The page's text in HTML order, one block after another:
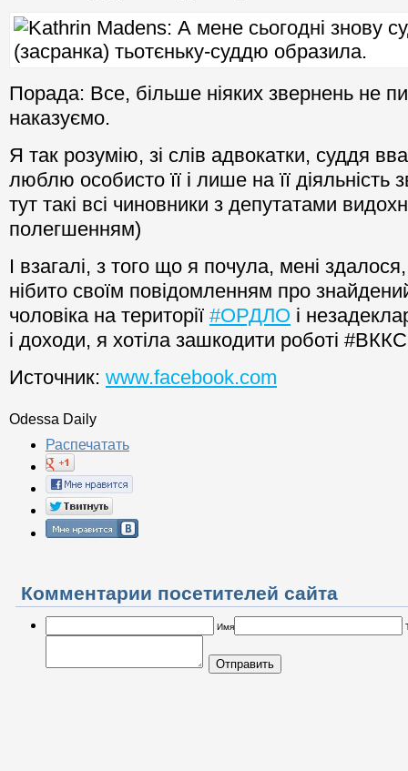
Порада: Все, більше ніяких звернень не
наказуємо.
Я так розумію, зі слів адвокатки, суддя
люблю особисто її і лише на її діяльність
тут такі всі чиновники з депутатами
полегшенням)
І взагалі, з того що я почула, мені
нібито своїм повідомленням про
чоловіка на території #ОРДЛО і
і доходи, я хотіла зашкодити роботі
Источник: www.facebook.com
Odessa Daily
Распечатать
Комментарии посетителей сайта
Имя
Отправить